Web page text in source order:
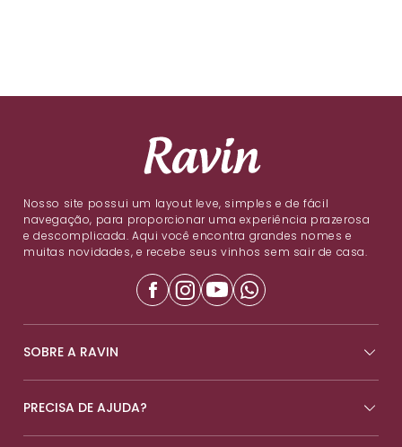
Nosso site possui um layout leve, simples e de fácil
navegação, para proporcionar uma experiência prazerosa
e descomplicada. Aqui você encontra grandes nomes e
muitas novidades, e recebe seus vinhos sem sair de casa.
SOBRE A RAVIN
PRECISA DE AJUDA?